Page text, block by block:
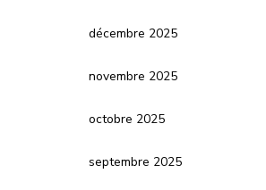
décembre 2025
novembre 2025
octobre 2025
septembre 2025